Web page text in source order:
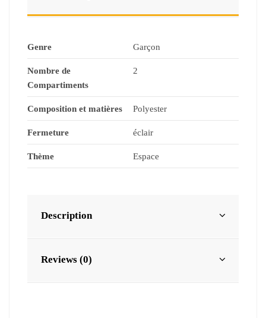
Genre Garçon
Nombre de
Compartiments
2
Composition et matières Polyester
Fermeture éclair
Thème Espace
Description
Reviews (0)